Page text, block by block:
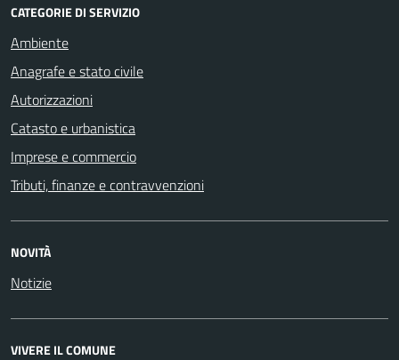
CATEGORIE DI SERVIZIO
Ambiente
Anagrafe e stato civile
Autorizzazioni
Catasto e urbanistica
Imprese e commercio
Tributi, finanze e contravvenzioni
NOVITÀ
Notizie
VIVERE IL COMUNE